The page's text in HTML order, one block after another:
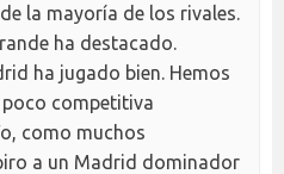
la mayoría de los rivales.
ha destacado.
ha jugado bien. Hemos
competitiva
como muchos
a un Madrid dominador